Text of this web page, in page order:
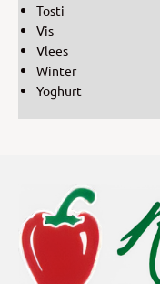
Tosti
Vis
Vlees
Winter
Yoghurt